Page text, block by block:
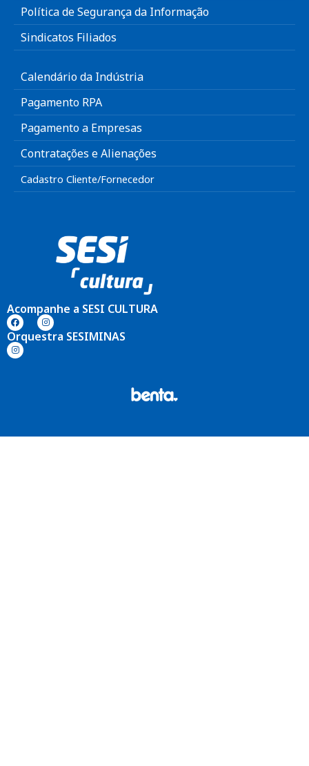
Política de Segurança da Informação
Sindicatos Filiados
Calendário da Indústria
Pagamento RPA
Pagamento a Empresas
Contratações e Alienações
Cadastro Cliente/Fornecedor
Acompanhe a SESI CULTURA
Orquestra SESIMINAS